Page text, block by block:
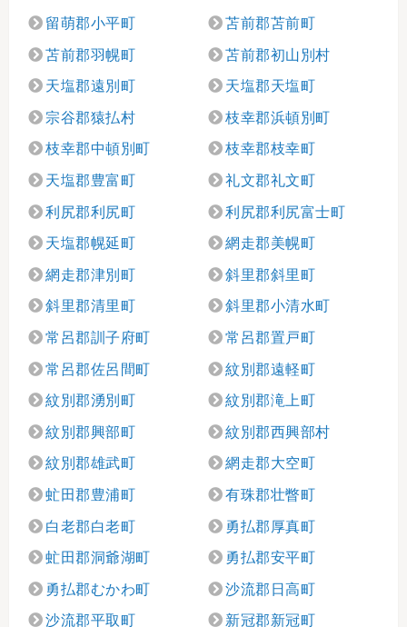
留萌郡小平町 苫前郡苫前町
苫前郡羽幌町 苫前郡初山別村
天塩郡遠別町 天塩郡天塩町
宗谷郡猿払村 枝幸郡浜頓別町
枝幸郡中頓別町 枝幸郡枝幸町
天塩郡豊富町 礼文郡礼文町
利尻郡利尻町 利尻郡利尻富士町
天塩郡幌延町 網走郡美幌町
網走郡津別町 斜里郡斜里町
斜里郡清里町 斜里郡小清水町
常呂郡訓子府町 常呂郡置戸町
常呂郡佐呂間町 紋別郡遠軽町
紋別郡湧別町 紋別郡滝上町
紋別郡興部町 紋別郡西興部村
紋別郡雄武町 網走郡大空町
虻田郡豊浦町 有珠郡壮瞥町
白老郡白老町 勇払郡厚真町
虻田郡洞爺湖町 勇払郡安平町
勇払郡むかわ町 沙流郡日高町
沙流郡平取町 新冠郡新冠町